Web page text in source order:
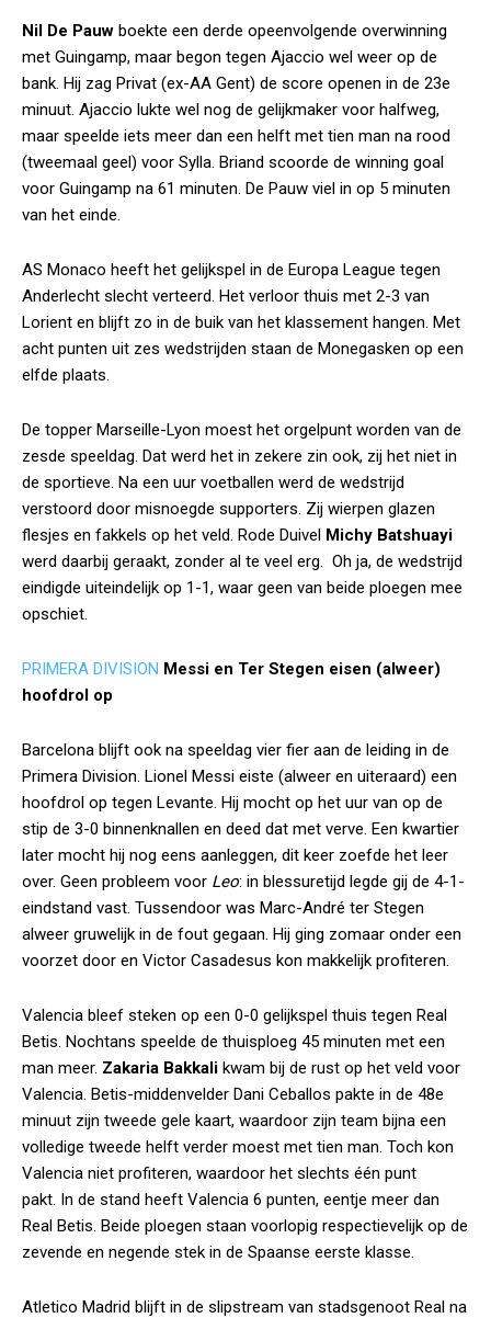
Nil De Pauw boekte een derde opeenvolgende overwinning
met Guingamp, maar begon tegen Ajaccio wel weer op de
bank. Hij zag Privat (ex-AA Gent) de score openen in de 23e
minuut. Ajaccio lukte wel nog de gelijkmaker voor halfweg,
maar speelde iets meer dan een helft met tien man na rood
(tweemaal geel) voor Sylla. Briand scoorde de winning goal
voor Guingamp na 61 minuten. De Pauw viel in op 5 minuten
van het einde.
AS Monaco heeft het gelijkspel in de Europa League tegen
Anderlecht slecht verteerd. Het verloor thuis met 2-3 van
Lorient en blijft zo in de buik van het klassement hangen. Met
acht punten uit zes wedstrijden staan de Monegasken op een
elfde plaats.
De topper Marseille-Lyon moest het orgelpunt worden van de
zesde speeldag. Dat werd het in zekere zin ook, zij het niet in
de sportieve. Na een uur voetballen werd de wedstrijd
verstoord door misnoegde supporters. Zij wierpen glazen
flesjes en fakkels op het veld. Rode Duivel Michy Batshuayi
werd daarbij geraakt, zonder al te veel erg. Oh ja, de wedstrijd
eindigde uiteindelijk op 1-1, waar geen van beide ploegen mee
opschiet.
PRIMERA DIVISION Messi en Ter Stegen eisen (alweer)
hoofdrol op
Barcelona blijft ook na speeldag vier fier aan de leiding in de
Primera Division. Lionel Messi eiste (alweer en uiteraard) een
hoofdrol op tegen Levante. Hij mocht op het uur van op de
stip de 3-0 binnenknallen en deed dat met verve. Een kwartier
later mocht hij nog eens aanleggen, dit keer zoefde het leer
over. Geen probleem voor Leo: in blessuretijd legde gij de 4-1-
eindstand vast. Tussendoor was Marc-André ter Stegen
alweer gruwelijk in de fout gegaan. Hij ging zomaar onder een
voorzet door en Victor Casadesus kon makkelijk profiteren.
Valencia bleef steken op een 0-0 gelijkspel thuis tegen Real
Betis. Nochtans speelde de thuisploeg 45 minuten met een
man meer. Zakaria Bakkali kwam bij de rust op het veld voor
Valencia. Betis-middenvelder Dani Ceballos pakte in de 48e
minuut zijn tweede gele kaart, waardoor zijn team bijna een
volledige tweede helft verder moest met tien man. Toch kon
Valencia niet profiteren, waardoor het slechts één punt
pakt. In de stand heeft Valencia 6 punten, eentje meer dan
Real Betis. Beide ploegen staan voorlopig respectievelijk op de
zevende en negende stek in de Spaanse eerste klasse.
Atletico Madrid blijft in de slipstream van stadsgenoot Real na